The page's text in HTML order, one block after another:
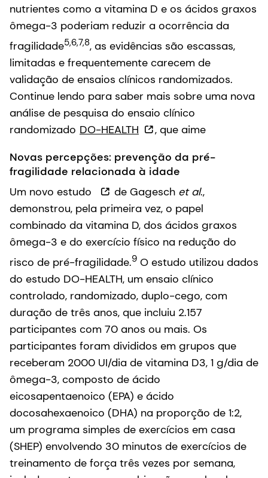
nutrientes como a vitamina D e os ácidos graxos
ômega-3 poderiam reduzir a ocorrência da
fragilidade5,6,7,8, as evidências são escassas,
limitadas e frequentemente carecem de
validação de ensaios clínicos randomizados.
Continue lendo para saber mais sobre uma nova
análise de pesquisa do ensaio clínico
randomizado DO-HEALTH
, que aime
Novas percepções: prevenção da pré-
fragilidade relacionada à idade
Um novo estudo
de Gagesch et al.,
demonstrou, pela primeira vez, o papel
combinado da vitamina D, dos ácidos graxos
ômega-3 e do exercício físico na redução do
risco de pré-fragilidade.9 O estudo utilizou dados
do estudo DO-HEALTH, um ensaio clínico
controlado, randomizado, duplo-cego, com
duração de três anos, que incluiu 2.157
participantes com 70 anos ou mais. Os
participantes foram divididos em grupos que
receberam 2000 UI/dia de vitamina D3, 1 g/dia de
ômega-3, composto de ácido
eicosapentaenoico (EPA) e ácido
docosahexaenoico (DHA) na proporção de 1:2,
um programa simples de exercícios em casa
(SHEP) envolvendo 30 minutos de exercícios de
treinamento de força três vezes por semana,